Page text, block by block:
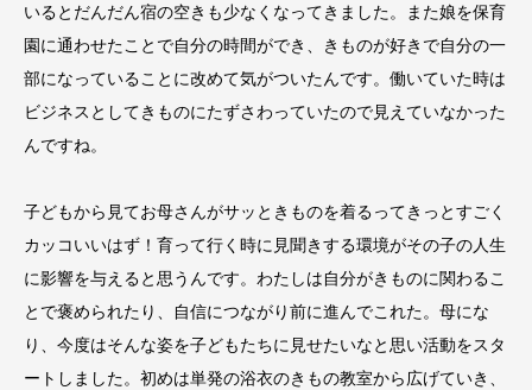
いるとだんだん宿の空きも少なくなってきました。また娘を保育
園に通わせたことで自分の時間ができ、きものが好きで自分の一
部になっていることに改めて気がついたんです。働いていた時は
ビジネスとしてきものにたずさわっていたので見えていなかった
んですね。
子どもから見てお母さんがサッときものを着るってきっとすごく
カッコいいはず！育って行く時に見聞きする環境がその子の人生
に影響を与えると思うんです。わたしは自分がきものに関わるこ
とで褒められたり、自信につながり前に進んでこれた。母にな
り、今度はそんな姿を子どもたちに見せたいなと思い活動をスタ
ートしました。初めは単発の浴衣のきもの教室から広げていき、